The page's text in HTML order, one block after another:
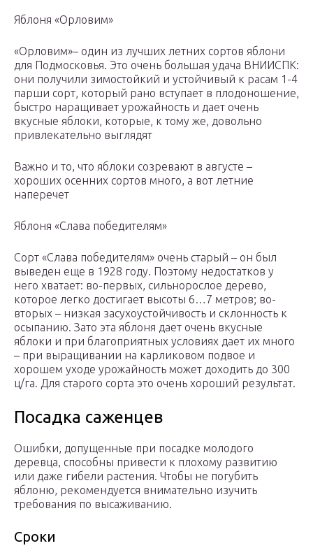
Яблоня «Орловим»
«Орловим»– один из лучших летних сортов яблони
для Подмосковья. Это очень большая удача ВНИИСПК:
они получили зимостойкий и устойчивый к расам 1-4
парши сорт, который рано вступает в плодоношение,
быстро наращивает урожайность и дает очень
вкусные яблоки, которые, к тому же, довольно
привлекательно выглядят
Важно и то, что яблоки созревают в августе –
хороших осенних сортов много, а вот летние
наперечет
Яблоня «Слава победителям»
Сорт «Слава победителям» очень старый – он был
выведен еще в 1928 году. Поэтому недостатков у
него хватает: во-первых, сильнорослое дерево,
которое легко достигает высоты 6…7 метров; во-
вторых – низкая засухоустойчивость и склонность к
осыпанию. Зато эта яблоня дает очень вкусные
яблоки и при благоприятных условиях дает их много
– при выращивании на карликовом подвое и
хорошем уходе урожайность может доходить до 300
ц/га. Для старого сорта это очень хороший результат.
Посадка саженцев
Ошибки, допущенные при посадке молодого
деревца, способны привести к плохому развитию
или даже гибели растения. Чтобы не погубить
яблоню, рекомендуется внимательно изучить
требования по высаживанию.
Сроки